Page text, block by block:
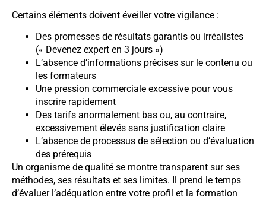
Certains éléments doivent éveiller votre vigilance :
Des promesses de résultats garantis ou irréalistes
(« Devenez expert en 3 jours »)
L’absence d’informations précises sur le contenu ou
les formateurs
Une pression commerciale excessive pour vous
inscrire rapidement
Des tarifs anormalement bas ou, au contraire,
excessivement élevés sans justification claire
L’absence de processus de sélection ou d’évaluation
des prérequis
Un organisme de qualité se montre transparent sur ses
méthodes, ses résultats et ses limites. Il prend le temps
d’évaluer l’adéquation entre votre profil et la formation